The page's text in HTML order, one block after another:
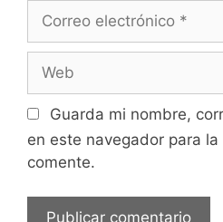
electrónico
Guarda mi nombre,
en este navegador para
comente.